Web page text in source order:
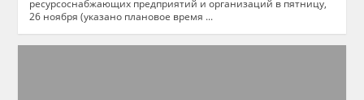
ресурсоснабжающих предприятий и организаций в пятницу,
26 ноября (указано плановое время ...